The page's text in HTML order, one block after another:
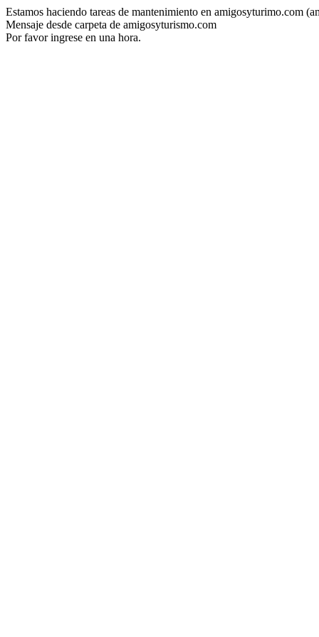
Estamos haciendo tareas de mantenimiento en amigosyturimo.com
Mensaje desde carpeta de amigosyturismo.com
Por favor ingrese en una hora.